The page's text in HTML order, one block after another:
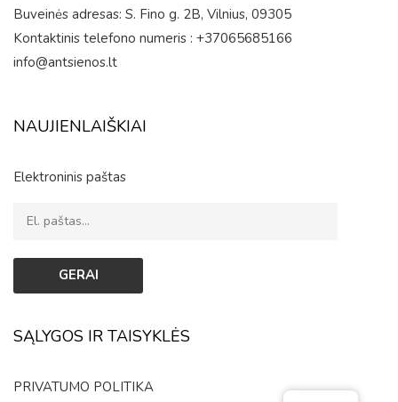
Buveinės adresas: S. Fino g. 2B, Vilnius, 09305
Kontaktinis telefono numeris : +37065685166
info@antsienos.lt
NAUJIENLAIŠKIAI
Elektroninis paštas
SĄLYGOS IR TAISYKLĖS
PRIVATUMO POLITIKA